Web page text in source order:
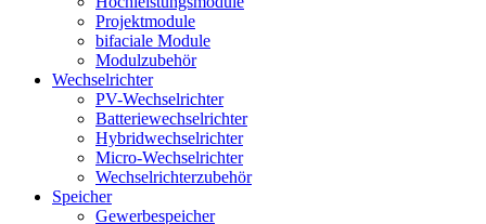
Projektmodule
bifaciale Module
Modulzubehör
Wechselrichter
PV-Wechselrichter
Batteriewechselrichter
Hybridwechselrichter
Micro-Wechselrichter
Wechselrichterzubehör
Speicher
Gewerbespeicher